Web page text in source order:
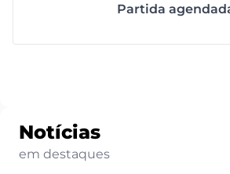
Partida
Notícias
em destaques